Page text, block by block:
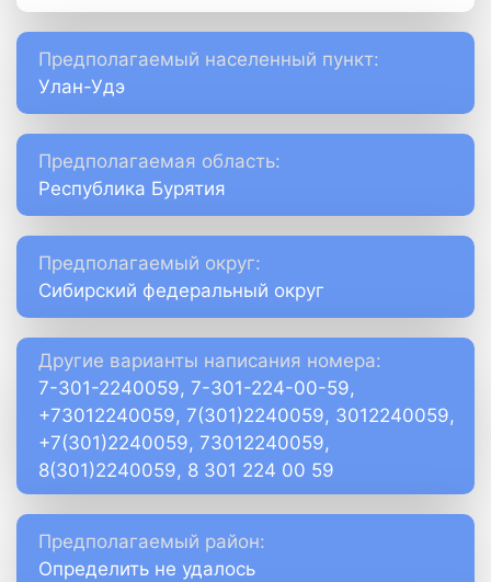
Предполагаемый населенный пункт:
Улан-Удэ
Предполагаемая область:
Республика Бурятия
Предполагаемый округ:
Сибирский федеральный округ
Другие варианты написания номера:
7-301-2240059, 7-301-224-00-59,
+73012240059, 7(301)2240059, 3012240059,
+7(301)2240059, 73012240059,
8(301)2240059, 8 301 224 00 59
Предполагаемый район:
Определить не удалось